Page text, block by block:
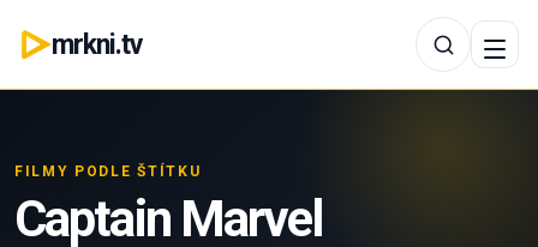
mrkni.tv
FILMY PODLE ŠTÍTKU
Captain Marvel